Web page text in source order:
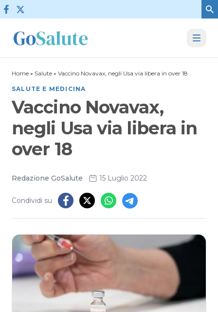
Vai al contenuto
Home » Salute » Vaccino Novavax, negli Usa via libera in over 18
SALUTE E MEDICINA
Vaccino Novavax,
negli Usa via libera in
over 18
Redazione GoSalute 15 Luglio 2022
Condividi su